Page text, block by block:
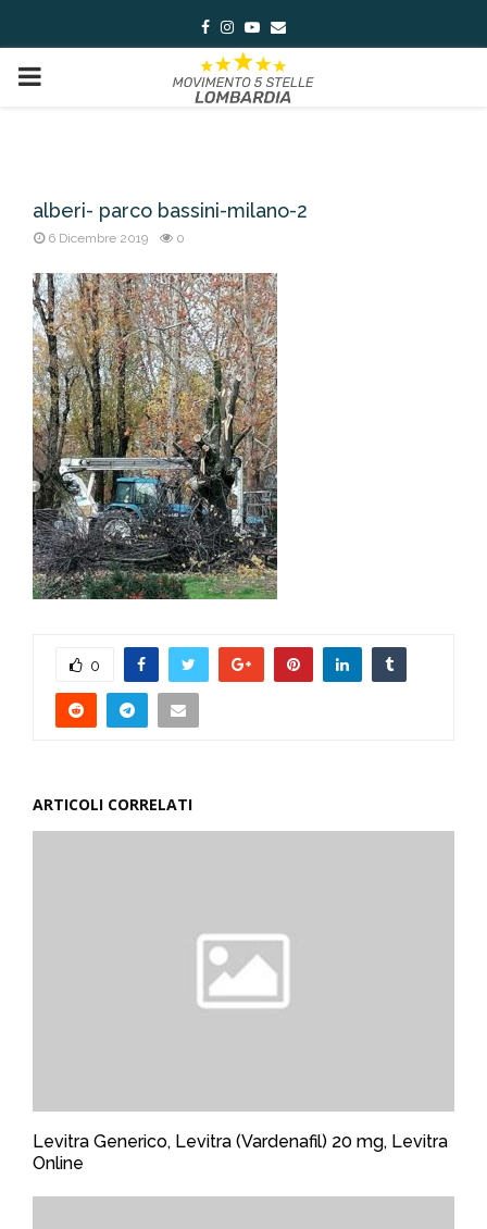
Facebook
Instagram
Youtube
Email
PRIMARY
alberi- parco bassini-milano-2
6 Dicembre 2019 0
0
ARTICOLI CORRELATI
Levitra Generico, Levitra (Vardenafil) 20 mg, Levitra
Online